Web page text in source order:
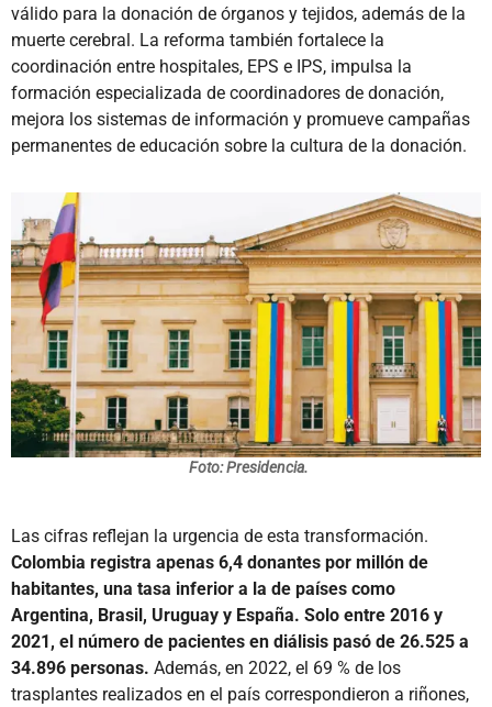
válido para la donación de órganos y tejidos, además de la
muerte cerebral. La reforma también fortalece la
coordinación entre hospitales, EPS e IPS, impulsa la
formación especializada de coordinadores de donación,
mejora los sistemas de información y promueve campañas
permanentes de educación sobre la cultura de la donación.
Foto: Presidencia.
Las cifras reflejan la urgencia de esta transformación.
Colombia registra apenas 6,4 donantes por millón de
habitantes, una tasa inferior a la de países como
Argentina, Brasil, Uruguay y España. Solo entre 2016 y
2021, el número de pacientes en diálisis pasó de 26.525 a
34.896 personas. Además, en 2022, el 69 % de los
trasplantes realizados en el país correspondieron a riñones,